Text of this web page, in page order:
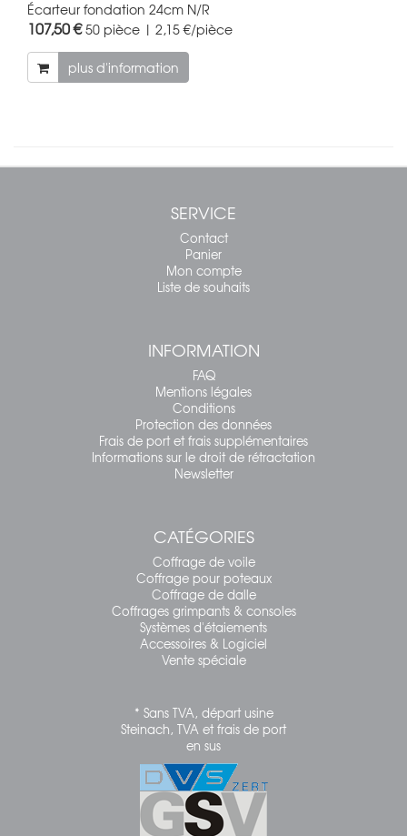
Écarteur fondation 24cm N/R
107,50 €50 pièce | 2,15 €/pièce
plus d'information
SERVICE
Contact
Panier
Mon compte
Liste de souhaits
INFORMATION
FAQ
Mentions légales
Conditions
Protection des données
Frais de port et frais supplémentaires
Informations sur le droit de rétractation
Newsletter
CATÉGORIES
Coffrage de voile
Coffrage pour poteaux
Coffrage de dalle
Coffrages grimpants & consoles
Systèmes d'étaiements
Accessoires & Logiciel
Vente spéciale
* Sans TVA, départ usine
Steinach, TVA et frais de port
en sus